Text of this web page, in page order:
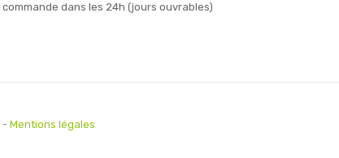
commande dans les 24h (jours ouvrables)
- Mentions légales